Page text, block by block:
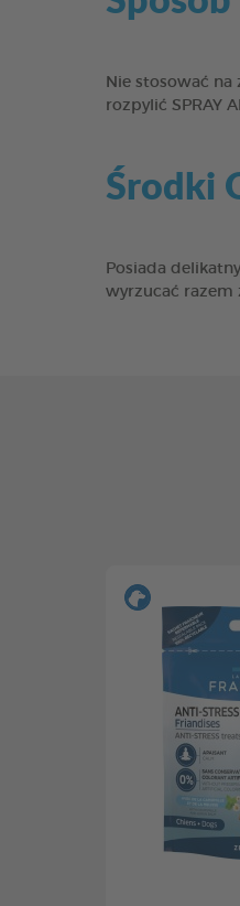
Nie stosować
rozpylić SPRAY
Środki
Posiada
wyrzucać razem